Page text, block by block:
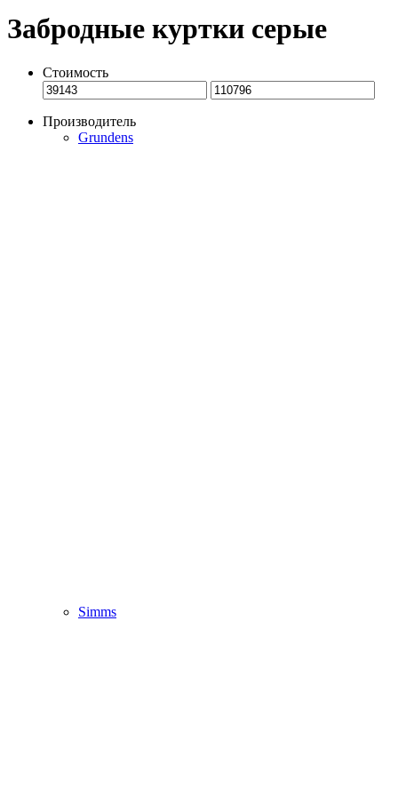
Забродные куртки серые
Стоимость
Производитель
Grundens
Simms